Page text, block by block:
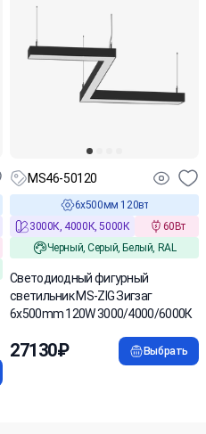
MS46-50120
6х500мм 120вт
3000К, 4000К, 5000К
60Вт
Черный, Серый, Белый, RAL
Светодиодный фигурный
светильник MS-ZIG Зигзаг
6x500mm 120W 3000/4000/6000К
27130₽ Выбрать